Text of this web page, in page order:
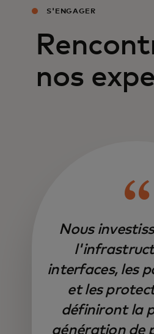
S'ENGAGER
nos
Nous
interfaces, les
et les
définiront la
génération de